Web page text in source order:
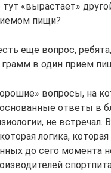
тут «вырастает»
пищи?
еще вопрос,
грамм в один прием
вопросы, на
ответы в
не встречал.
логика,
до сего момента